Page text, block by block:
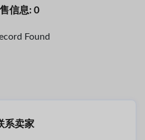
信息: 0
Found
系卖家